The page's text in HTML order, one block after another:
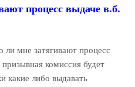
процесс выдаче в.б.
мне затягивают процесс
комиссия будет
какие либо выдавать